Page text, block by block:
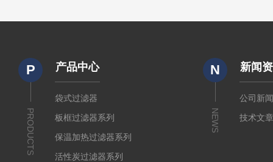
P
PRODUCTS
产品中心
袋式过滤器
板框过滤器系列
保温加热过滤器系列
活性炭过滤器系列
N
NEWS
新闻
公司新
技术文